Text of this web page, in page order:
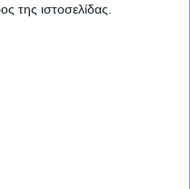
της ιστοσελίδας.